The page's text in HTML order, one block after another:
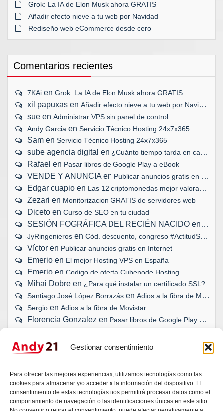
Gestionar consentimiento
Para ofrecer las mejores experiencias, utilizamos tecnologías como las
cookies para almacenar y/o acceder a la información del dispositivo. El
consentimiento de estas tecnologías nos permitirá procesar datos como el
comportamiento de navegación o las identificaciones únicas en este sitio.
Grok: La IA de Elon Musk ahora GRATIS
Añadir efecto nieve a tu web por Navidad
Rediseño web eCommerce desde cero
Comentarios recientes
7KAi en Grok: La IA de Elon Musk ahora GRATIS
xil papuxas en Añadir efecto nieve a tu web por Navidad
sue en Administrar VPS sin panel de control
Andy Garcia en Servicio Técnico Hosting 24x7x365
Sam en Servicio Técnico Hosting 24x7x365
sube agencia digital en ¿Cuánto tiempo tarda en cargar tu web?
Rafael en Pasar libros de Google Play a eBook
VENDE Y ANUNCIAen Publicar anuncios gratis en Internet
Edgar cuapio en Las 12 criptomonedas mejor valoradas
Zezari en Monitorizacion GRATIS de servidores web
Diceto en Curso de SEO en tu ciudad
SESIÓN FOGRÁFICA DEL RECIÉN NACIDO en
JyRingenieros en Cód. descuento, congreso #ActitudSocial
Víctor en Publicar anuncios gratis en Internet
Emerio en El mejor Hosting VPS en España
Emerio en Codigo de oferta Cubenode Hosting
Mihai Dobre en ¿Para qué instalar un certificado SSL?
Santiago José López Borrazás en Adios a la fibra de Movistar
Sergio en Adios a la fibra de Movistar
Florencia Gonzalez en Pasar libros de Google Play a eBook
SE HAN QUEDADO ATRÁS?
Da igual si es una idea, una duda técnica o un